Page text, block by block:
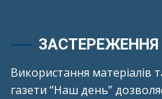
ЗАСТЕРЕЖЕННЯ
Використання матеріалів
газети “Наш день”